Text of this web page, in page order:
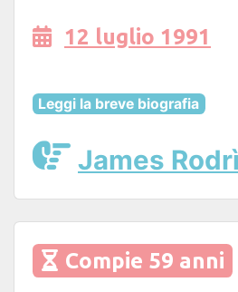
12 luglio 1991
Leggi la breve biografia
James
Compie 59 anni